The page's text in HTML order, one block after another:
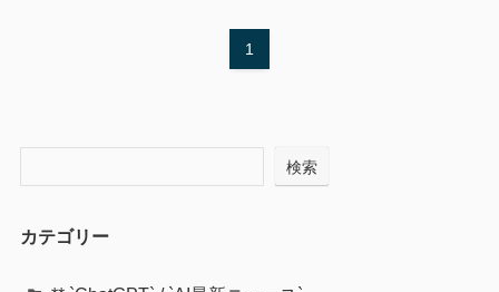
1
検索
カテゴリー